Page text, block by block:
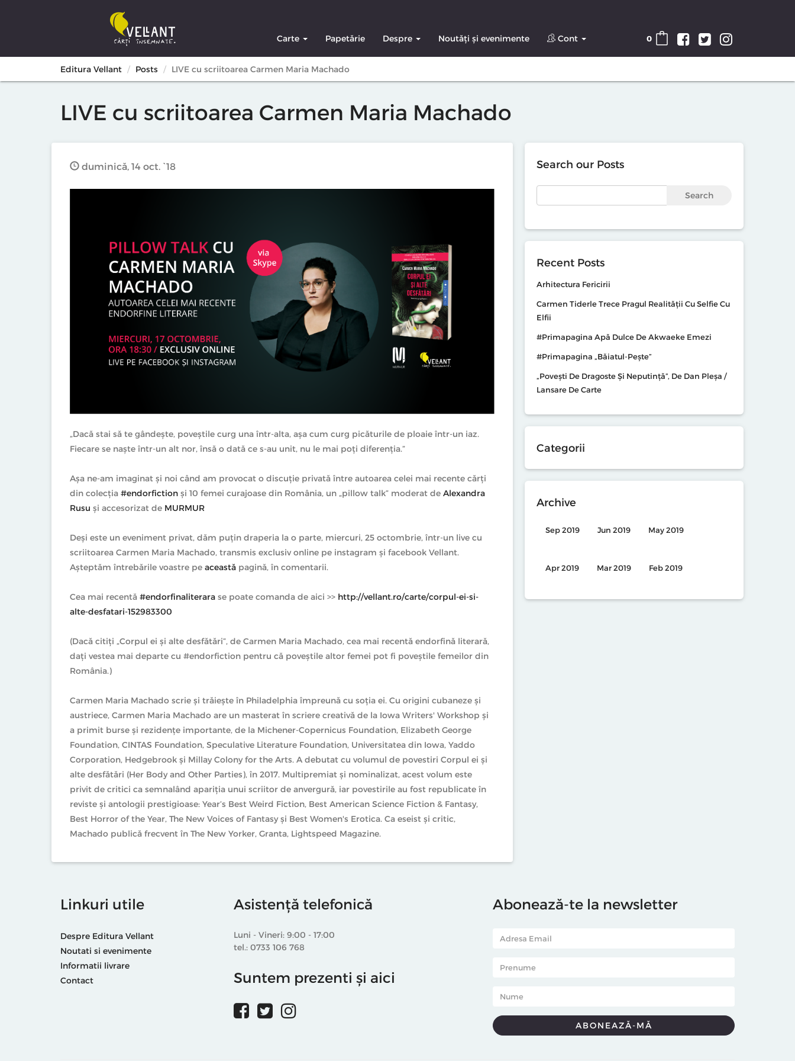
0
Carte Papetărie Despre Noutăți și evenimente Cont
Editura Vellant Posts LIVE cu scriitoarea Carmen Maria Machado
LIVE cu scriitoarea Carmen Maria Machado
duminică, 14 oct. `18
„Dacă stai să te gândește, poveștile curg una într-alta, așa cum curg picăturile de ploaie într-un iaz.
Fiecare se naște într-un alt nor, însă o dată ce s-au unit, nu le mai poți diferenția.”
Așa ne-am imaginat și noi când am provocat o discuție privată între autoarea celei mai recente cărți
din colecția #endorfiction și 10 femei curajoase din România, un „pillow talk” moderat de Alexandra
Rusu și accesorizat de MURMUR
Deși este un eveniment privat, dăm puțin draperia la o parte, miercuri, 25 octombrie, într-un live cu
scriitoarea Carmen Maria Machado, transmis exclusiv online pe instagram și facebook Vellant.
Așteptăm întrebările voastre pe această pagină, în comentarii.
Cea mai recentă #endorfinaliterara se poate comanda de aici >> http://vellant.ro/carte/corpul-ei-si-
alte-desfatari-152983300
(Dacă citiți „Corpul ei și alte desfătări”, de Carmen Maria Machado, cea mai recentă endorfină literară,
dați vestea mai departe cu #endorfiction pentru că poveștile altor femei pot fi poveștile femeilor din
România.)
Carmen Maria Machado scrie și trăiește în Philadelphia împreună cu soția ei. Cu origini cubaneze și
austriece, Carmen Maria Machado are un masterat în scriere creativă de la Iowa Writers' Workshop și
a primit burse și rezidențe importante, de la Michener-Copernicus Foundation, Elizabeth George
Foundation, CINTAS Foundation, Speculative Literature Foundation, Universitatea din Iowa, Yaddo
Corporation, Hedgebrook și Millay Colony for the Arts. A debutat cu volumul de povestiri Corpul ei și
alte desfătări (Her Body and Other Parties), în 2017. Multipremiat și nominalizat, acest volum este
privit de critici ca semnalând apariția unui scriitor de anvergură, iar povestirile au fost republicate în
reviste și antologii prestigioase: Year’s Best Weird Fiction, Best American Science Fiction & Fantasy,
Best Horror of the Year, The New Voices of Fantasy și Best Women's Erotica. Ca eseist și critic,
Machado publică frecvent în The New Yorker, Granta, Lightspeed Magazine.
Search our Posts
Search
Recent Posts
Arhitectura Fericirii
Carmen Tiderle Trece Pragul Realității Cu Selfie Cu
Elfii
#primapagina Apă Dulce De Akwaeke Emezi
#primapagina „Băiatul-Pește”
„Povești De Dragoste Și Neputință”, De Dan Pleșa /
Lansare De Carte
Categorii
Archive
Sep 2019 Jun 2019 May 2019
Apr 2019 Mar 2019 Feb 2019
Linkuri utile
Despre Editura Vellant
Noutati si evenimente
Informatii livrare
Contact
Asistență telefonică
Luni - Vineri: 9:00 - 17:00
tel.: 0733 106 768
Suntem prezenti și aici
Abonează-te la newsletter